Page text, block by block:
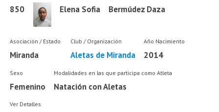
850 Elena Sofia Bermúdez Daza
Asociación / Estado
Miranda
Club / Organización
Aletas de Miranda
Año Nacimiento
2014
Sexo
Femenino
Modalidades en las que participa como Atleta
Natación con Aletas
Ver Detalles